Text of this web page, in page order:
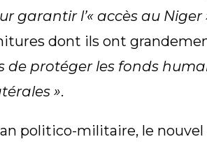
garantir l’« accès au Niger
dont ils ont
de protéger les fonds
».
politico-militaire, le